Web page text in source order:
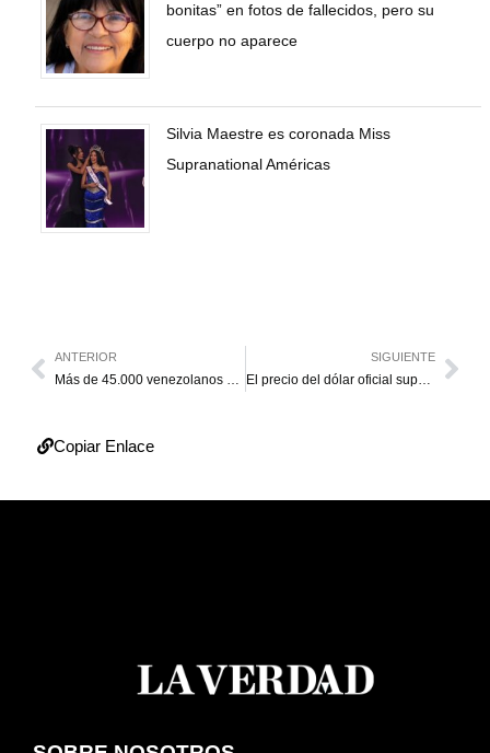
bonitas” en fotos de fallecidos, pero su
cuerpo no aparece
Silvia Maestre es coronada Miss
Supranational Américas
ANTERIOR
Más de 45.000 venezolanos salen del mercado laboral chileno en el último año
SIGUIENTE
El precio del dólar oficial supera los 600 bolívares
Copiar Enlace